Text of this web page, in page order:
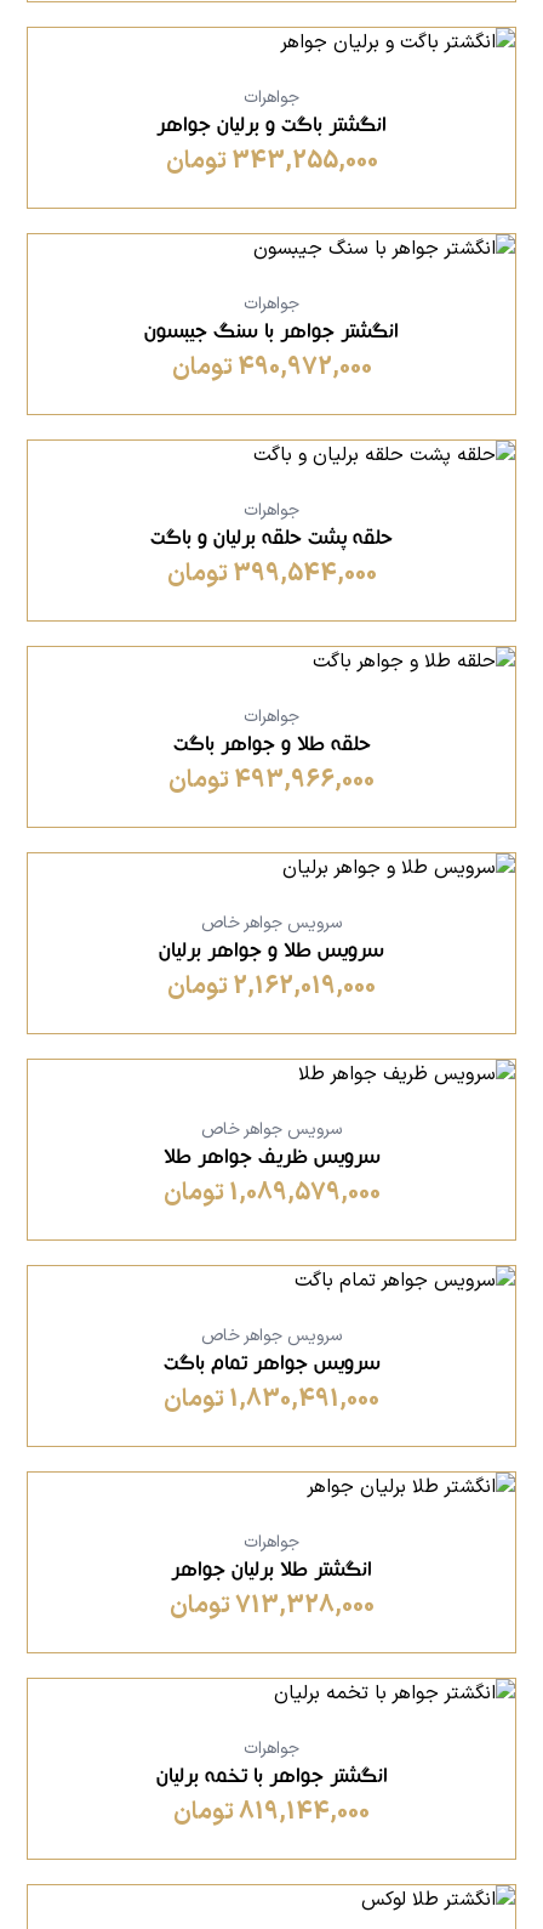
جواهرات
انگشتر باگت و برلیان جواهر
343,255,000 تومان
جواهرات
انگشتر جواهر با سنگ جیبسون
490,972,000 تومان
جواهرات
حلقه پشت حلقه برلیان و باگت
399,544,000 تومان
جواهرات
حلقه طلا و جواهر باگت
493,966,000 تومان
سرویس جواهر خاص
سرویس طلا و جواهر برلیان
2,162,019,000 تومان
سرویس جواهر خاص
سرویس ظریف جواهر طلا
1,089,579,000 تومان
سرویس جواهر خاص
سرویس جواهر تمام باگت
1,830,491,000 تومان
جواهرات
انگشتر طلا برلیان جواهر
713,328,000 تومان
جواهرات
انگشتر جواهر با تخمه برلیان
819,144,000 تومان